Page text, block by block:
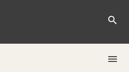
search
menu